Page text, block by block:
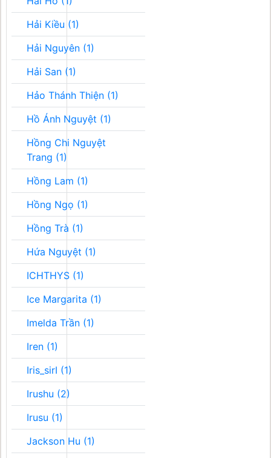
Hải Kiều (1)
Hải Nguyên (1)
Hải San (1)
Hảo Thánh Thiện (1)
Hồ Ánh Nguyệt (1)
Hồng Chi Nguyệt
Trang (1)
Hồng Lam (1)
Hồng Ngọ (1)
Hồng Trà (1)
Hứa Nguyệt (1)
ICHTHYS (1)
Ice Margarita (1)
Imelda Trần (1)
Iren (1)
Iris_sirI (1)
Irushu (2)
Irusu (1)
Jackson Hu (1)